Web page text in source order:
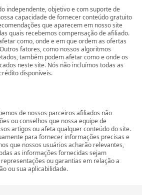
independente, objetivo e com suporte de
capacidade de fornecer conteúdo gratuito
que aparecem em nosso site
quais recebemos compensação de afiliado.
como, onde e em que ordem as ofertas
fatores, como nossos algoritmos
também podem afetar como e onde os
neste site. Nós não incluímos todas as
disponíveis.
de nossos parceiros afiliados não
ou conselhos que nossa equipe de
artigos ou afeta qualquer conteúdo do site.
para fornecer informações precisas e
que nossos usuários acharão relevantes,
as informações fornecidas sejam
ou garantias em relação a
ou sua aplicabilidade.